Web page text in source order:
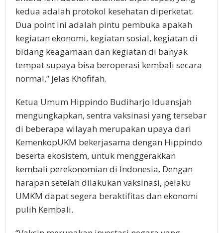
kedua adalah protokol kesehatan diperketat.
Dua point ini adalah pintu pembuka apakah
kegiatan ekonomi, kegiatan sosial, kegiatan di
bidang keagamaan dan kegiatan di banyak
tempat supaya bisa beroperasi kembali secara
normal,” jelas Khofifah.
Ketua Umum Hippindo Budiharjo Iduansjah
mengungkapkan, sentra vaksinasi yang tersebar
di beberapa wilayah merupakan upaya dari
KemenkopUKM bekerjasama dengan Hippindo
beserta ekosistem, untuk menggerakkan
kembali perekonomian di Indonesia. Dengan
harapan setelah dilakukan vaksinasi, pelaku
UMKM dapat segera beraktifitas dan ekonomi
pulih Kembali.